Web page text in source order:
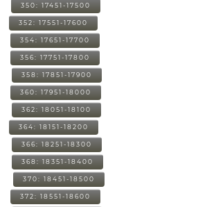
350: 17451-17500
352: 17551-17600
354: 17651-17700
356: 17751-17800
358: 17851-17900
360: 17951-18000
362: 18051-18100
364: 18151-18200
366: 18251-18300
368: 18351-18400
370: 18451-18500
372: 18551-18600